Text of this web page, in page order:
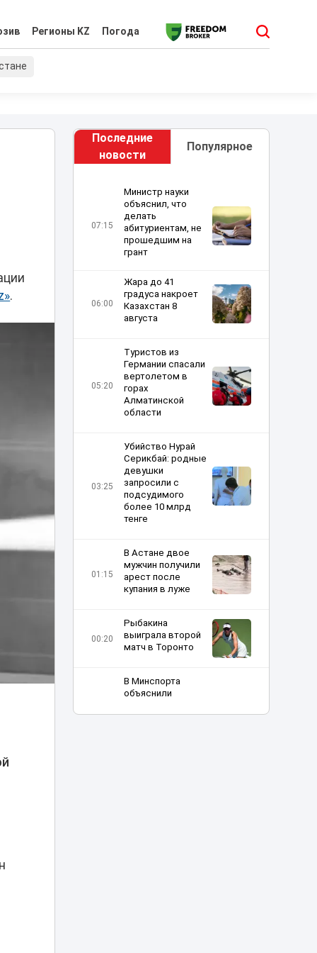
Регионы KZ Погода
.
Последние
новости
Популярное
07:15
Министр науки
объяснил, что
делать
абитуриентам, не
прошедшим на
грант
06:00
Жара до 41
градуса накроет
Казахстан 8
августа
05:20
Туристов из
Германии спасали
вертолетом в
горах
Алматинской
области
03:25
Убийство Нурай
Серикбай: родные
девушки
запросили с
подсудимого
более 10 млрд
тенге
01:15
В Астане двое
мужчин получили
арест после
купания в луже
00:20
Рыбакина
выиграла второй
матч в Торонто
В Минспорта
объяснили
возможного